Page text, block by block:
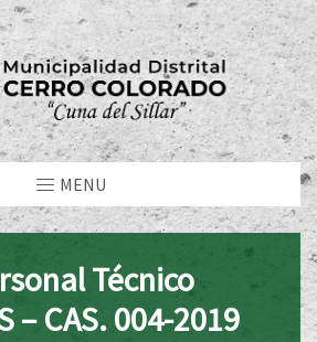
MENU
Técnico
– CAS. 004-2019